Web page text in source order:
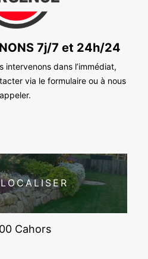
7j/7 et 24h/24
intervenons dans l’immédiat,
via le formulaire ou à nous
appeler.
Cahors